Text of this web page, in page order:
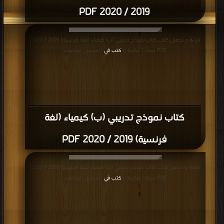
2019 / 2020 PDF
كتاب نموذج تدريبي (ب) كيمياء (لغة
فرنسية) 2019 / 2020 PDF
قراءة و تحميل كتاب كتاب نموذج تدريبي (ب) كيمياء (لغة فرنسية) 2019 / 2020
PDF مجانا | مكتبة >
كتب في | التحميل : مرة/مرات
قراءة و تحميل كتاب كتاب نموذج تدريبي (ب) كيمياء (لغة انجليزية) 2019 / 2020
PDF مجانا | مكتبة >
كتب في | التحميل : مرة/مرات